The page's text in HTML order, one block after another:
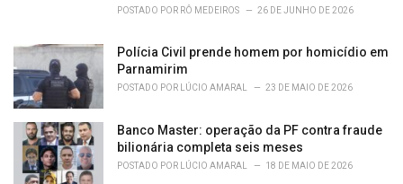
POSTADO POR RÔ MEDEIROS 26 DE JUNHO DE 2026
Polícia Civil prende homem por homicídio em
Parnamirim
POSTADO POR LÚCIO AMARAL 23 DE MAIO DE 2026
Banco Master: operação da PF contra fraude
bilionária completa seis meses
POSTADO POR LÚCIO AMARAL 18 DE MAIO DE 2026